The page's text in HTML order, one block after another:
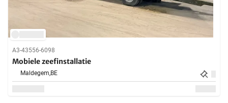
A3-43556-6098
Mobiele zeefinstallatie
Maldegem,BE